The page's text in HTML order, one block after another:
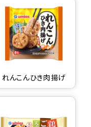
れんこんひき肉揚げ